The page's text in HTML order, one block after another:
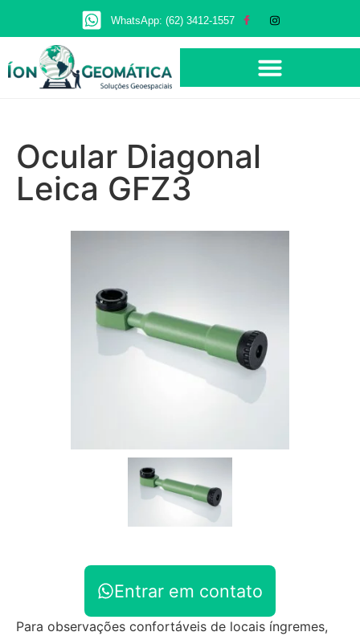
WhatsApp: (62) 3412-1557
Ocular Diagonal
Leica GFZ3
Entrar em contato
Para observações confortáveis de locais íngremes,